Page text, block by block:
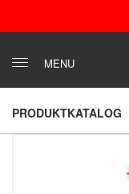
MENU
PRODUKTKATALOG